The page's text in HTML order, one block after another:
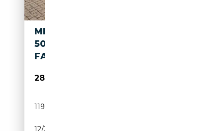
MERCEDES-BENZ ML 500 ML
500 4MATIC BLUEEFFICIENCY
FASCINATION A
28 790€
119 500 km
12/2014